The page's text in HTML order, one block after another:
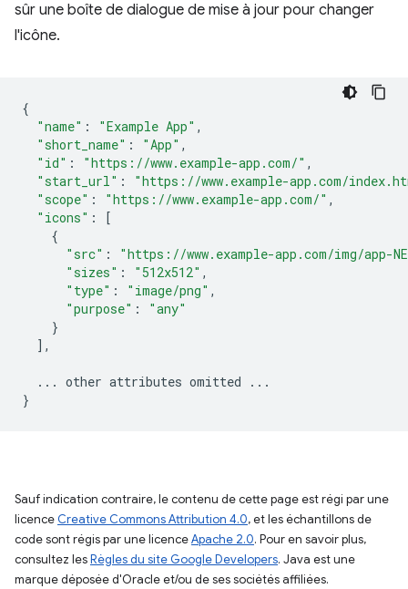
sûr une boîte de dialogue de mise à jour pour changer
l'icône.
{
"name" : "Example App" ,
"short_name" : "App" ,
"id" : "https://www.example-app.com/" ,
"start_url" :
"https://www.example-app.com/
"scope" : "https://www.example-app.com/" ,
"icons" :
[
{
"src" :
"https://www.example-app.com/img/app-
"sizes" : "512x512" ,
"type" : "image/png" ,
"purpose" :
"any"
}
],
... other attributes omitted
...
}
Sauf indication contraire, le contenu de cette page est régi par une
licence Creative Commons Attribution 4.0, et les échantillons de
code sont régis par une licenceApache 2.0. Pour en savoir plus,
consultez lesRègles du site Google Developers. Java est une
marque déposée d'Oracle et/ou de ses sociétés affiliées.